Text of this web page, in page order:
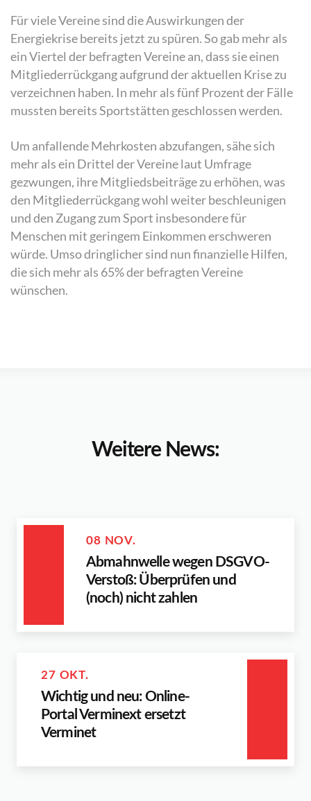
Für viele Vereine sind die Auswirkungen der
Energiekrise bereits jetzt zu spüren. So gab mehr als
ein Viertel der befragten Vereine an, dass sie einen
Mitgliederrückgang aufgrund der aktuellen Krise zu
verzeichnen haben. In mehr als fünf Prozent der Fälle
mussten bereits Sportstätten geschlossen werden.
Um anfallende Mehrkosten abzufangen, sähe sich
mehr als ein Drittel der Vereine laut Umfrage
gezwungen, ihre Mitgliedsbeiträge zu erhöhen, was
den Mitgliederrückgang wohl weiter beschleunigen
und den Zugang zum Sport insbesondere für
Menschen mit geringem Einkommen erschweren
würde. Umso dringlicher sind nun finanzielle Hilfen,
die sich mehr als 65% der befragten Vereine
wünschen.
Weitere News:
08 NOV.
Abmahnwelle wegen DSGVO-
Verstoß: Überprüfen und
(noch) nicht zahlen
27 OKT.
Wichtig und neu: Online-
Portal Verminext ersetzt
Verminet